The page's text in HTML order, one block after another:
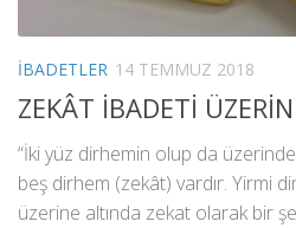
İBADETLER 14 TEMMUZ 2018
ZEKÂT İBADETİ
“İki yüz dirhemin olup da
beş dirhem (zekât) vardır. Yirmi
üzerine altında zekat olarak bir